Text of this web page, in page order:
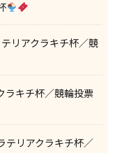
リアクラキチ杯／競
ラキチ杯／競輪投票
テリアクラキチ杯／